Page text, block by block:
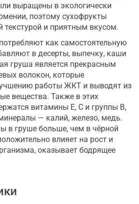
выращены в экологически
поэтому сухофрукты
текстурой и приятным вкусом.
как самостоятельную
в десерты, выпечку, каши
груша является прекрасным
волокон, которые
работы ЖКТ и выводят из
вещества. Также в этих
витамины Е, С и группы В,
— калий, железо, медь.
в груше больше, чем в чёрной
влияет на рост и
оказывает бодрящее